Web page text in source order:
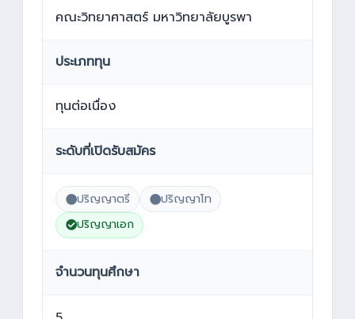
คณะวิทยาศาสตร์ มหาวิทยาลัยบูรพา
ประเภททุน
ทุนต่อเนื่อง
ระดับที่เปิดรับสมัคร
ปริญญาตรี
ปริญญาโท
ปริญญาเอก
จำนวนทุนศึกษา